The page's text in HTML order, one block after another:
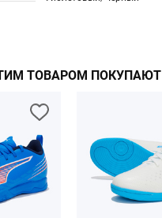
ТОВАРОМ ПОКУПАЮТ